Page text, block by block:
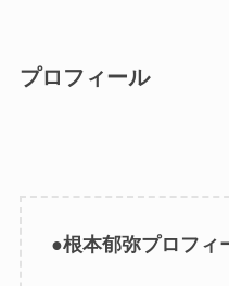
プロフィール
●根本郁弥プロフィ